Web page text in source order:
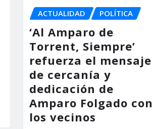
ACTUALIDAD POLÍTICA
‘Al Amparo de
Torrent, Siempre’
refuerza el mensaje
de cercanía y
dedicación de
Amparo Folgado con
los vecinos